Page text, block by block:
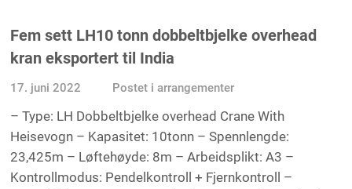
Fem sett LH10 tonn dobbeltbjelke overhead
kran eksportert til India
17. juni 2022 Postet iarrangementer
– Type: LH Dobbeltbjelke overhead Crane With
Heisevogn – Kapasitet: 10tonn – Spennlengde:
23,425m – Løftehøyde: 8m – Arbeidsplikt: A3 –
Kontrollmodus: Pendelkontroll + Fjernkontroll –